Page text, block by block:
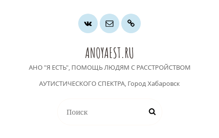
Группа
ВК
ПочтаХочу
помочь
ANOYAEST.RU
АНО "Я ЕСТЬ", ПОМОЩЬ ЛЮДЯМ С РАССТРОЙСТВОМ
АУТИСТИЧЕСКОГО СПЕКТРА, Город Хабаровск
Поиск